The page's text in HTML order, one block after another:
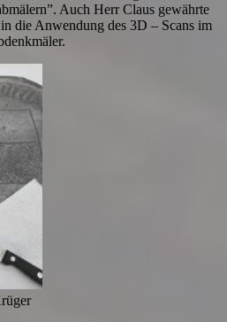
Auch Herr Claus gewährte
die Anwendung des 3D – Scans im